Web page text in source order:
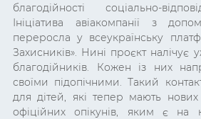
благодійності соціально-
Ініціатива авіакомпанії з
переросла у всеукраїнську
Захисників». Нині проєкт
благодійників. Кожен із них
своїми підопічними. Такий
для дітей, які тепер мають нових
офіційних опікунів, яким є на